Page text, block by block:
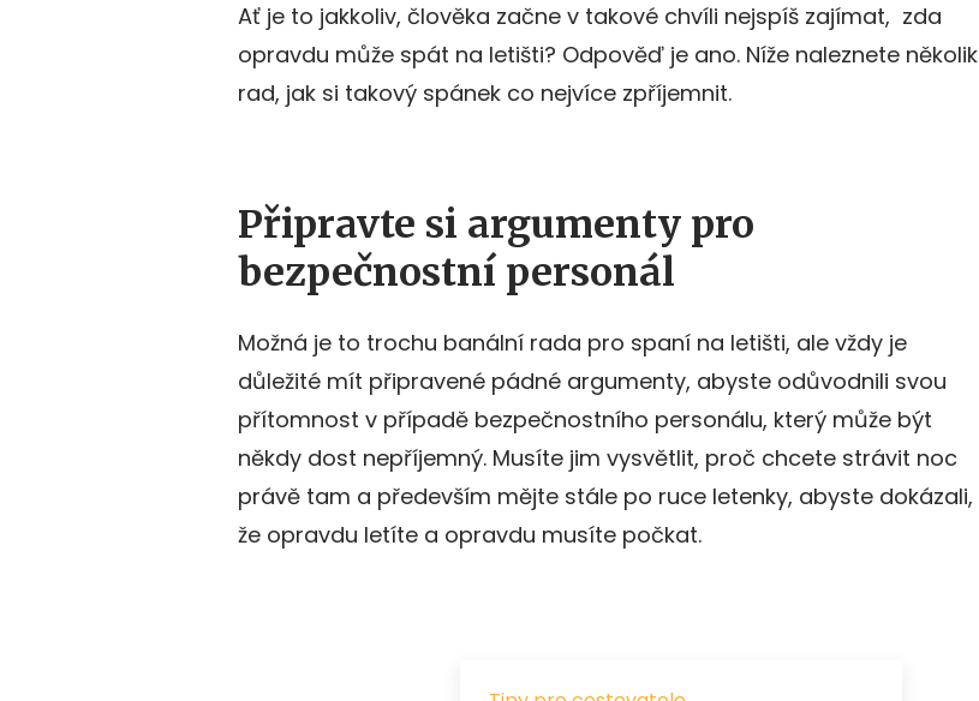
Ať je to jakkoliv, člověka začne v takové chvíli nejspíš zajímat, zda
opravdu může spát na letišti? Odpověď je ano. Níže naleznete několik
rad, jak si takový spánek co nejvíce zpříjemnit.
Připravte si argumenty pro
bezpečnostní personál
Možná je to trochu banální rada pro spaní na letišti, ale vždy je
důležité mít připravené pádné argumenty, abyste odůvodnili svou
přítomnost v případě bezpečnostního personálu, který může být
někdy dost nepříjemný. Musíte jim vysvětlit, proč chcete strávit noc
právě tam a především mějte stále po ruce letenky, abyste dokázali,
že opravdu letíte a opravdu musíte počkat.